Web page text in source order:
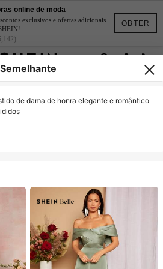
OBTER
online de moda
exclusivos e ofertas adicionais
Semelhante
de dama de honra elegante e romântico